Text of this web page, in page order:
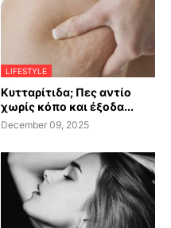
LIFESTYLE
Κυτταρίτιδα; Πες αντίο
χωρίς κόπο και έξοδα...
December 09, 2025